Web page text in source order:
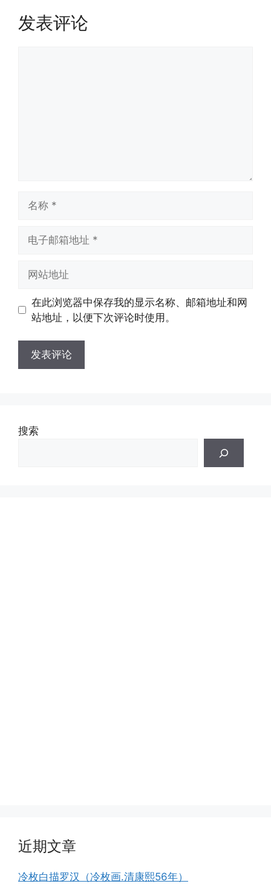
发表评论
址
址
在此浏览器中保存我的显示名称、邮箱地址和网
站地址，以便下次评论时使用。
搜索
近期文章
冷枚白描罗汉（冷枚画.清康熙56年）